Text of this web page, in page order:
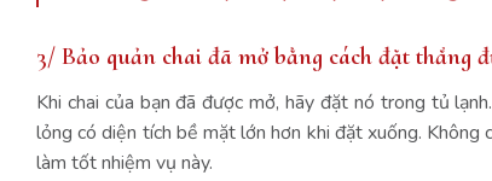
3/ Bảo quản chai đã mở bằng cách đặt thẳng
Khi chai của bạn đã được mở, hãy đặt nó trong tủ
lỏng có diện tích bề mặt lớn hơn khi đặt xuống.
làm tốt nhiệm vụ này.